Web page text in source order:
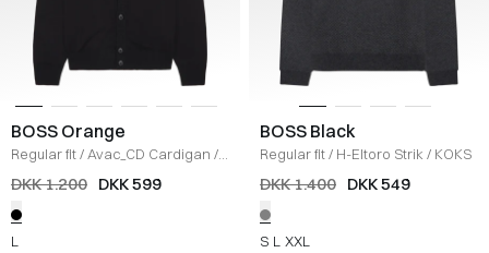
BOSS Orange
Regular fit/ Avac_CD Cardigan /
SORT
DKK 1.200 DKK 599
L
BOSS Black
Regular fit/ H-Eltoro Strik / KOKS
DKK 1.400 DKK 549
S L XXL